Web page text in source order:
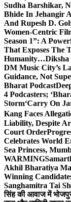
Sudha Barshikar,
Bhide In Jehangir
And Rupesh D.
Women-Centric
Season 1”: A
That Exposes The
Humanity…Diksha
DM Music City’s
Guidance, Not
Bharat Podcast
4 Podcasters;
Storm‘Carry On
Kang Faces
Liability, Despite
Court Order
Celebrates World
Sea Princess,
WARMING
Akhil Bharatiya
Winning
Sanghamitra Tai
सिंह की आवाज में